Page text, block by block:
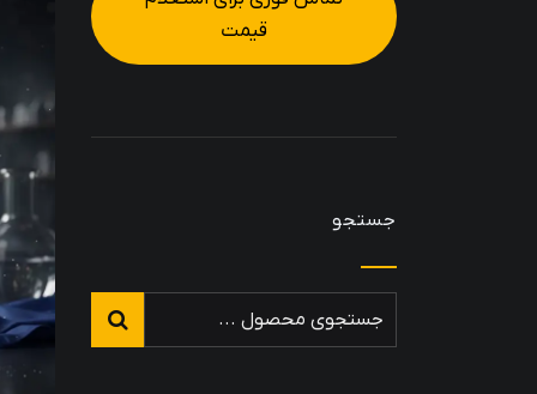
قیمت
جستجو